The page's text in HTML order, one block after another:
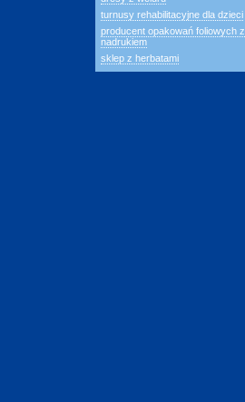
turnusy rehabilitacyjne dla dzieci
producent opakowań foliowych z
nadrukiem
sklep z herbatami